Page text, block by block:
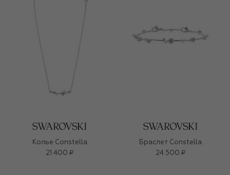
Колье Constella
21 400 ₽
Браслет Constella
24 500 ₽